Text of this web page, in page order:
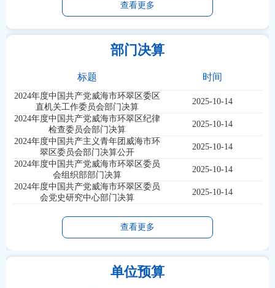
查看更多
部门决算
标题 时间
2024年度中国共产党威海市环翠区委区
直机关工作委员会部门决算
2025-10-14
2024年度中国共产党威海市环翠区纪律
检查委员会部门决算
2025-10-14
2024年度中国共产主义青年团威海市环
翠区委员会部门决算公开
2025-10-14
2024年度中国共产党威海市环翠区委员
会组织部部门决算
2025-10-14
2024年度中国共产党威海市环翠区委员
会党史研究中心部门决算
2025-10-14
查看更多
单位预算